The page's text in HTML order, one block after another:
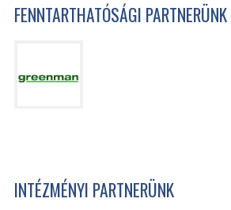
FENNTARTHATÓSÁGI PARTNERÜNK
INTÉZMÉNYI PARTNERÜNK